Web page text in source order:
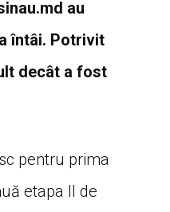
au
întâi. Potrivit
decât a fost
pentru prima
etapa II de